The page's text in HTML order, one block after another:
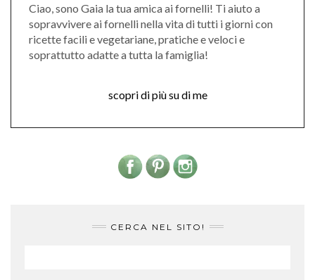
Ciao, sono Gaia la tua amica ai fornelli! Ti aiuto a
sopravvivere ai fornelli nella vita di tutti i giorni con
ricette facili e vegetariane, pratiche e veloci e
soprattutto adatte a tutta la famiglia!
scopri di più su di me
CERCA NEL SITO!